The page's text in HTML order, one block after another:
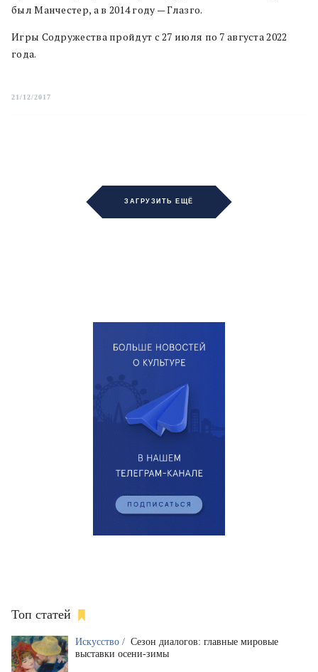
был Манчестер, а в 2014 году — Глазго.
Игры Содружества пройдут с 27 июля по 7 августа 2022
года.
21/12/2017
ЗАГРУЗИТЬ ЕЩЁ
Топ статей
Искусство / Сезон диалогов: главные мировые
выставки осени-зимы